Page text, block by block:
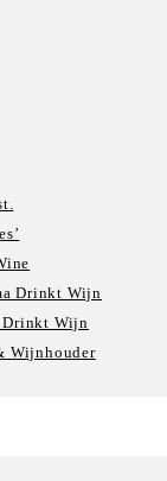
Drinkt Wijn
Drinkt Wijn
Wijnhouder